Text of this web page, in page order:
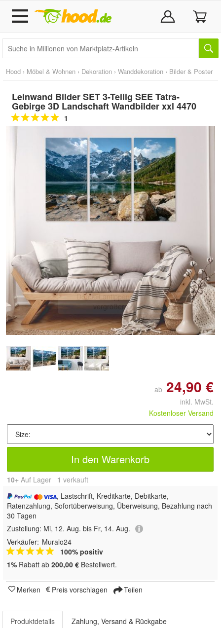
Hood › Möbel & Wohnen › Dekoration › Wanddekoration › Bilder & Poster
Leinwand Bilder SET 3-Teilig SEE Tatra-
Gebirge 3D Landschaft Wandbilder xxl 4470
1
Doppelt antippen zum
vergrößern
ab 24,90 €
inkl. MwSt.
Kostenloser Versand
In den Warenkorb
10+ Auf Lager 1 verkauft
, Lastschrift, Kreditkarte, Debitkarte,
Ratenzahlung, Sofortüberweisung, Überweisung, Bezahlung nach
30 Tagen
Zustellung: Mi, 12. Aug. bis Fr, 14. Aug.
Verkäufer: Muralo24
100% positiv
1% Rabatt ab 200,00 € Bestellwert.
Merken Preis vorschlagen Teilen
Produktdetails Zahlung, Versand & Rückgabe